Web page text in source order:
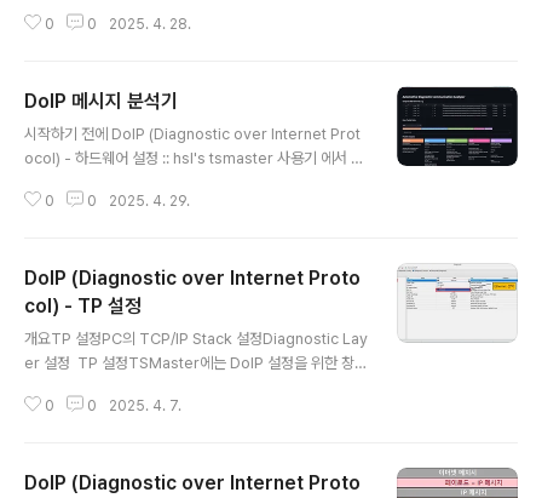
으로 요소를 열로 하여 xlsx에 저장한다.# importfrom
sc'file_asc = dir_asc/'obd_ethernet_log.asc'with
open(file_asc, "r") as file: lines = file.readlines()#
asc 파일의 내용을 본다.lines[:25]['date Fri Sep 13
0 0 2025. 4. 28.
DoIP 메시지 분석기
시작하기 전에 DoIP (Diagnostic over Internet Prot
ocol) - 하드웨어 설정 :: hsl's tsmaster 사용기 에서 D
지는 IP 메시지의 페이로드이고, IP 메시지는 이더넷 메시
의 UDS 메시지와 동일하다. DoIP (Diagnostic over In
ternet Protocol) - 메시지 해석 :: hsl's tsmaster 사용
기 에서 Ethernet Trace 창에서 이더넷 메시지의 헤더와
페이로드를, 이더넷 메시지의 페이로드인 IP 메시지에서
0 0 2025. 4. 29.
DoIP (Diagnostic over Internet Proto
col) - TP 설정
개요TP 설정PC의 TCP/IP Stack 설정Diagnostic Lay
er 설정 TP 설정TSMaster에는 DoIP 설정을 위한 창이
창을 만들었고, 개발을 진행하여 DoiP 창의 기능을 Diagn
IP 창에서 해도 되는 것 같다.메인 메뉴/ Application/ Do
0 0 2025. 4. 7.
DoIP (Diagnostic over Internet Proto